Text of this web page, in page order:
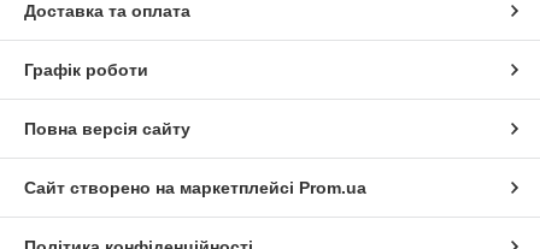
Доставка та оплата
Графік роботи
Повна версія сайту
Сайт створено на маркетплейсі Prom.ua